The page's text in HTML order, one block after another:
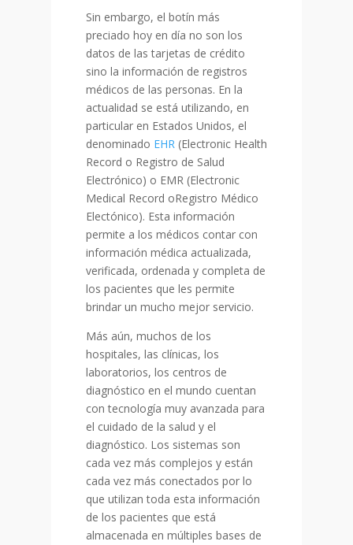
Sin embargo, el botín más
preciado hoyen día no son los
datos de las tarjetas de crédito
sino la información de registros
médicos de las personas. En la
actualidad se está utilizando, en
particular en Estados Unidos, el
denominado EHR (Electronic Health
Record o Registro de Salud
Electrónico) o EMR (Electronic
Medical Record oRegistro Médico
Electónico). Esta información
permite a los médicos contar con
información médica actualizada,
verificada, ordenada y completa de
los pacientes que les permite
brindar un mucho mejor servicio.
Más aún, muchos de los
hospitales, las clínicas, los
laboratorios, los centros de
diagnóstico en el mundo cuentan
con tecnología muy avanzada para
el cuidado de la salud y el
diagnóstico. Los sistemas son
cada vez más complejos y están
cada vez más conectados por lo
que utilizan toda esta información
de los pacientes que está
almacenada en múltiples bases de